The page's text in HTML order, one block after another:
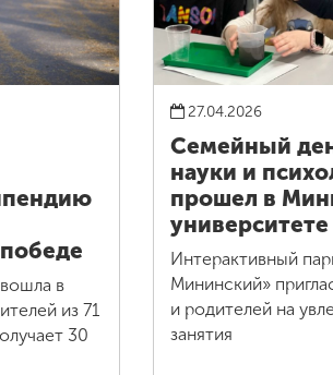
в
из 71
30
27.04.2026
Семейный
науки и
прошел в
университете
Интерактивный
Мининский»
и родителей на
занятия